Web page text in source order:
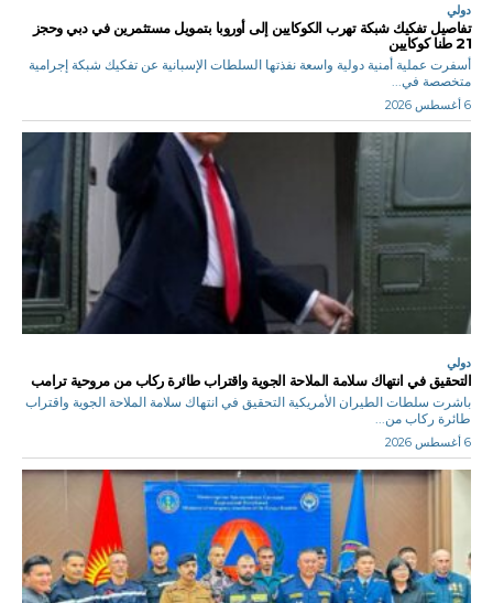
دولي
تفاصيل تفكيك شبكة تهرب الكوكايين إلى أوروبا بتمويل مستثمرين في دبي وحجز
21 طنا كوكايين
أسفرت عملية أمنية دولية واسعة نفذتها السلطات الإسبانية عن تفكيك شبكة إجرامية
متخصصة في...
6 أغسطس 2026
دولي
التحقيق في انتهاك سلامة الملاحة الجوية واقتراب طائرة ركاب من مروحية ترامب
باشرت سلطات الطيران الأمريكية التحقيق في انتهاك سلامة الملاحة الجوية واقتراب
طائرة ركاب من...
6 أغسطس 2026